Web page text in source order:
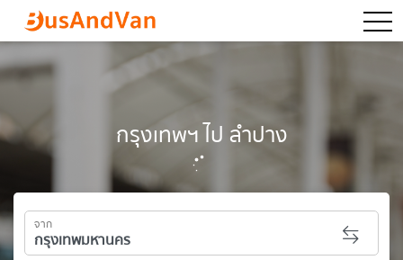
กรุงเทพฯ ไป ลำปาง
จาก